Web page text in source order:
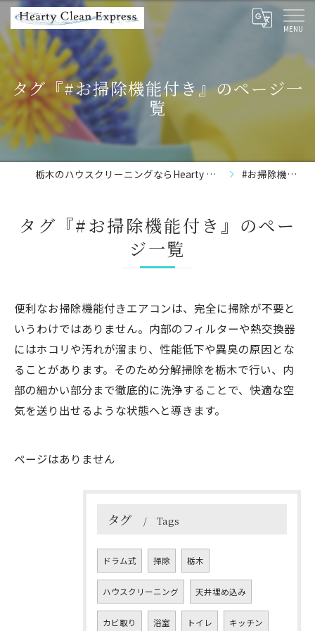
タグ『#お掃除機能付き』のページ一
覧
栃木のハウスクリーニングならHearty Clean Express #お掃除機能付き
タグ『#お掃除機能付き』のペー
ジ一覧
便利なお掃除機能付きエアコンは、完全に掃除が不要と
いうわけではありません。内部のフィルターや熱交換器
にはホコリや汚れが溜まり、性能低下や異臭の原因とな
ることがあります。そのため分解掃除を栃木で行い、内
部の細かい部分まで徹底的に洗浄することで、快適な空
気を送り出せるような状態へと導きます。
ページはありません
タグ Tags
ドラム式 掃除 栃木
ハウスクリーニング 天井埋め込み
カビ取り 浴室 トイレ キッチン